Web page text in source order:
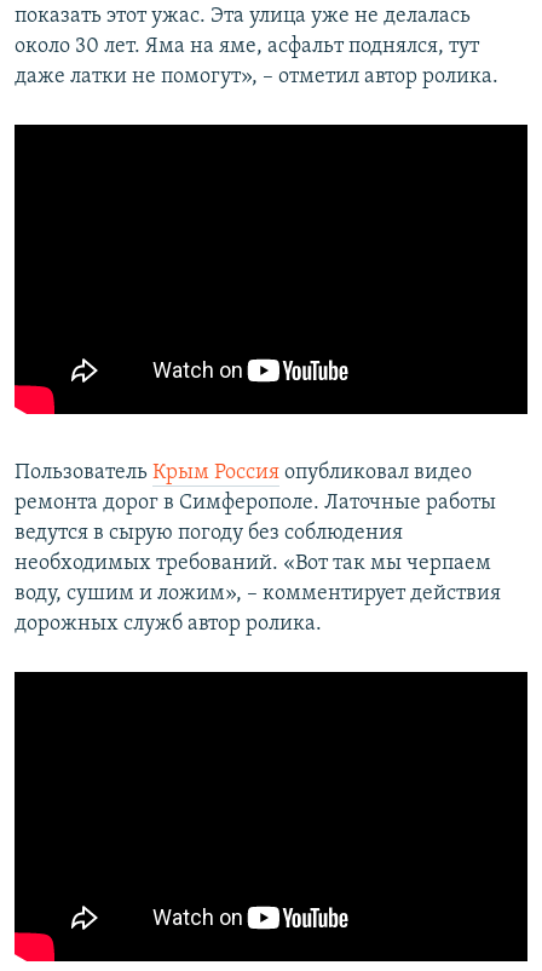
показать этот ужас. Эта улица уже не делалась
около 30 лет. Яма на яме, асфальт поднялся, тут
даже латки не помогут», – отметил автор ролика.
Пользователь Крым Россия опубликовал видео
ремонта дорог в Симферополе. Латочные работы
ведутся в сырую погоду без соблюдения
необходимых требований. «Вот так мы черпаем
воду, сушим и ложим», – комментирует действия
дорожных служб автор ролика.